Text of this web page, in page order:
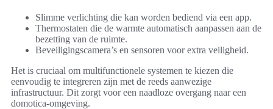
Slimme verlichting die kan worden bediend via een app.
Thermostaten die de warmte automatisch aanpassen aan de
bezetting van de ruimte.
Beveiligingscamera’s en sensoren voor extra veiligheid.
Het is cruciaal om multifunctionele systemen te kiezen die
eenvoudig te integreren zijn met de reeds aanwezige
infrastructuur. Dit zorgt voor een naadloze overgang naar een
domotica-omgeving.